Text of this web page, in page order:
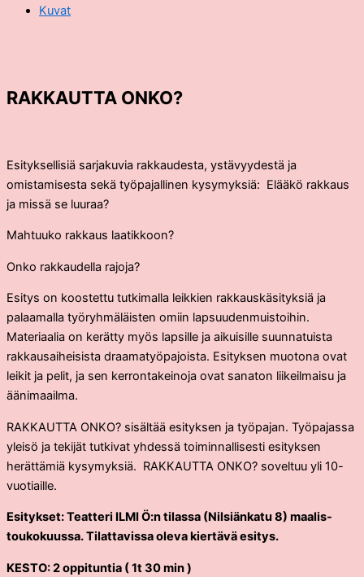
Kuvat
RAKKAUTTA ONKO?
Esityksellisiä sarjakuvia rakkaudesta, ystävyydestä ja
omistamisesta sekä työpajallinen kysymyksiä: Elääkö rakkaus
ja missä se luuraa?
Mahtuuko rakkaus laatikkoon?
Onko rakkaudella rajoja?
Esitys on koostettu tutkimalla leikkien rakkauskäsityksiä ja
palaamalla työryhmäläisten omiin lapsuudenmuistoihin.
Materiaalia on kerätty myös lapsille ja aikuisille suunnatuista
rakkausaiheisista draamatyöpajoista. Esityksen muotona ovat
leikit ja pelit, ja sen kerrontakeinoja ovat sanaton liikeilmaisu ja
äänimaailma.
RAKKAUTTA ONKO? sisältää esityksen ja työpajan. Työpajassa
yleisö ja tekijät tutkivat yhdessä toiminnallisesti esityksen
herättämiä kysymyksiä. RAKKAUTTA ONKO? soveltuu yli 10-
vuotiaille.
Esitykset: Teatteri ILMI Ö:n tilassa (Nilsiänkatu 8) maalis-
toukokuussa.Tilattavissa oleva kiertävä esitys.
KESTO: 2 oppituntia ( 1t 30 min )